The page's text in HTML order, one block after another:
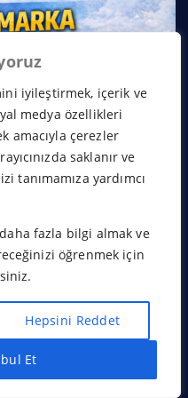
iyileştirmek, içerik ve
medya özellikleri
amacıyla çerezler
saklanır ve
tanımamıza yardımcı
fazla bilgi almak ve
öğrenmek için
Hepsini Reddet
Et